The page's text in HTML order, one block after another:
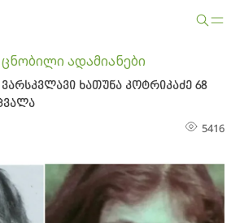
ცნობილი ადამიანები
ხათუნა კოტრიკაძე 68
5416